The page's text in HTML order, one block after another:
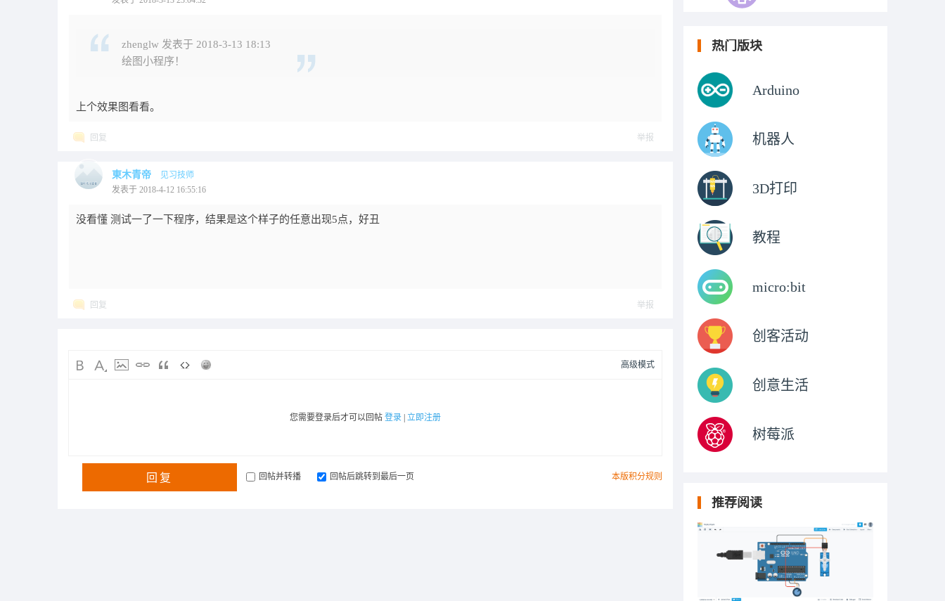
zhenglw 发表于 2018-3-13 18:13
绘图小程序！
上个效果图看看。
回复 举报
東木青帝
见习技师
发表于 2018-4-12 16:55:16
没看懂 测试一了一下程序，结果是这个样子的任意出现5点，好丑
回复 举报
高级模式
您需要登录后才可以回帖 登录 立即注册
本版积分规则
回复 回帖并转播 回帖后跳转到最后一页
热门版块
Arduino
机器人
3D打印
教程
micro:bit
创客活动
创意生活
树莓派
推荐阅读